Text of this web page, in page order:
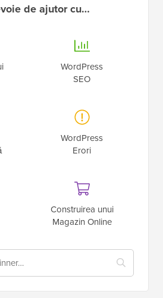
de ajutor cu…
WordPress
SEO
WordPress
Erori
Construirea unui
Magazin Online